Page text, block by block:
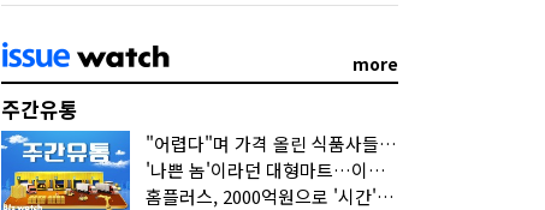
more
주간유통
"어렵다"며 가격 올린 식품사들…진짜 어려운 거 맞아?
'나쁜 놈'이라던 대형마트…이젠 '불쌍한 놈' 됐다
홈플러스, 2000억원으로 '시간'을 샀다